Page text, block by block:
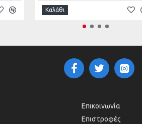
Καλάθι
Επικοινωνία
Επιστροφές